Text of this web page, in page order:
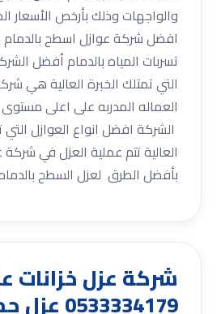
والواجهات وذلك بأرخص الأسعار
افضل شركة عوازل اسطح
تسربات المياه بالدمام أفضل
التي تمتلك الخبرة العالية هي
العماله المدربه على اعلى
الشركة افضل انواع العوازل التي
العالية تتم عملية العزل في
بأفضل الطرق لعزل السطح
شركة عزل خزانات